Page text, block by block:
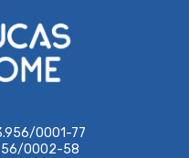
0001-77
0002-58